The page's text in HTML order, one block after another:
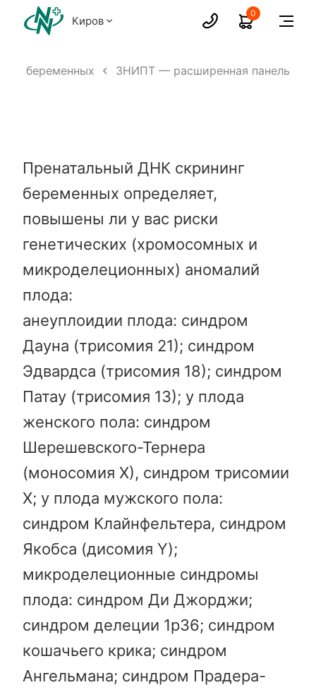
Киров
0
беременных 3НИПТ — расширенная панель
Пренатальный ДНК скрининг
беременных определяет,
повышены ли у вас риски
генетических (хромосомных и
микроделеционных) аномалий
плода:
анеуплоидии плода: синдром
Дауна (трисомия 21); синдром
Эдвардса (трисомия 18); синдром
Патау (трисомия 13); у плода
женского пола: синдром
Шерешевского-Тернера
(моносомия Х), синдром трисомии
Х; у плода мужского пола:
синдром Клайнфельтера, синдром
Якобса (дисомия Y);
микроделеционные синдромы
плода: синдром Ди Джорджи;
синдром делеции 1p36; синдром
кошачьего крика; синдром
Ангельмана; синдром Прадера-